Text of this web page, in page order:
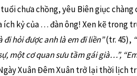
chưa chồng, yêu Biên giục chàng
ích kỷ của … đàn ông! Xen kẽ trong
đi hỏi được anh là em đi liền”(tr. 45),
một cơ quan sưu tầm gái già…”,
Xuân Đêm Xuân trở lại thời lịch